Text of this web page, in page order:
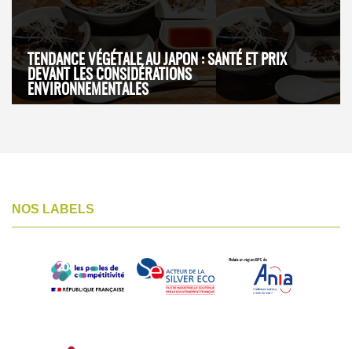
TENDANCE VÉGÉTALE AU JAPON : SANTÉ ET PRIX
DEVANT LES CONSIDÉRATIONS
ENVIRONNEMENTALES
NOS LABELS